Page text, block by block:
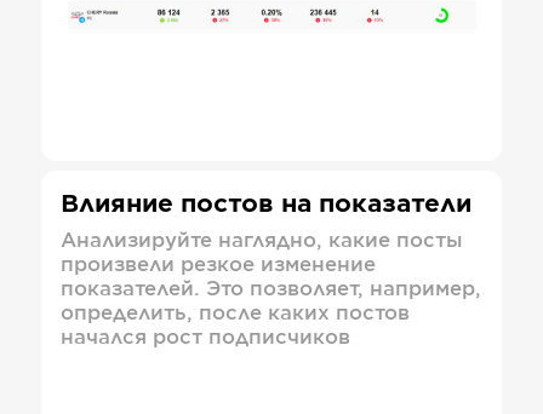
Влияние постов на показатели
Анализируйте наглядно, какие посты
произвели резкое изменение
показателей. Это позволяет, например,
определить, после каких постов
начался рост подписчиков